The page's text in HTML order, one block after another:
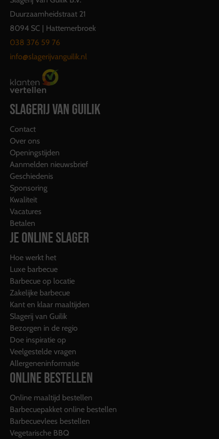
Duurzaamheidstraat 21
8094 SC | Hattemerbroek
038 376 59 76
info@slagerijvanguilik.nl
SLAGERIJ VAN GUILIK
Contact
Over ons
Openingstijden
Aanmelden nieuwsbrief
Geschiedenis
Sponsoring
Kwaliteit
Vacatures
Betalen
JE ONLINE SLAGER
Hoe werkt het
Luxe barbecue
Barbecue op locatie
Zakelijke barbecue
Kant en klaar maaltijden
Slagerij van Guilik
Bezorgen in de regio
Doe inspiratie op
Veelgestelde vragen
Allergeneninformatie
ONLINE BESTELLEN
Online maaltijd bestellen
Barbecuepakket online bestellen
Barbecuevlees bestellen
Vegetarische BBQ